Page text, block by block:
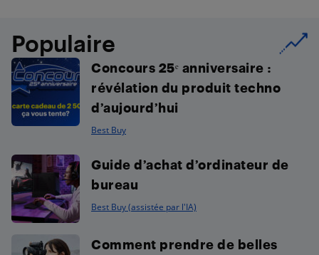
Populaire
Concours 25ᵉ anniversaire :
révélation du produit techno
d’aujourd’hui
Best Buy
Guide d’achat d’ordinateur de
bureau
Best Buy (assistée par l'IA)
Comment prendre de belles